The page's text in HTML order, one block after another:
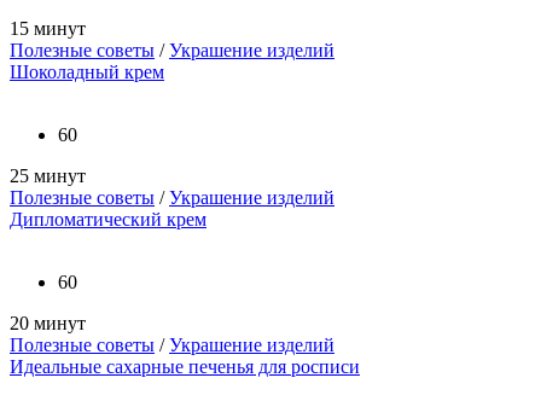
15 минут
Полезные советы /Украшение изделий
Шоколадный крем
60
25 минут
Полезные советы /Украшение изделий
Дипломатический крем
60
20 минут
Полезные советы /Украшение изделий
Идеальные сахарные печенья для росписи